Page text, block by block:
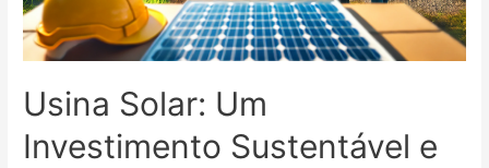
Usina Solar: Um
Investimento Sustentável e